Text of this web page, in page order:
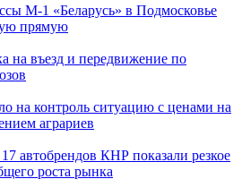
М-1 «Беларусь» в Подмосковье
прямую
на въезд и передвижение по
на контроль ситуацию с ценами на
аграриев
автобрендов КНР показали резкое
роста рынка